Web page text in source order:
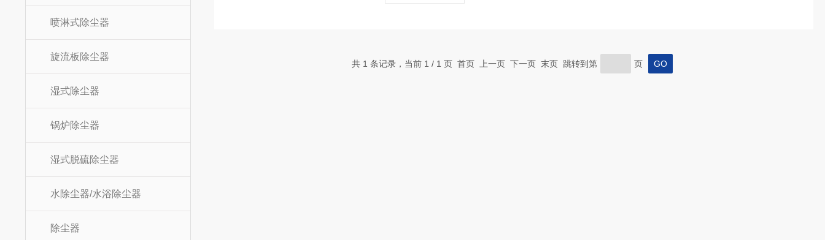
喷淋式除尘器
旋流板除尘器
湿式除尘器
锅炉除尘器
湿式脱硫除尘器
水除尘器/水浴除尘器
除尘器
共 1 条记录，当前 1 / 1 页 首页 上一页 下一页 末页 跳转到第 页